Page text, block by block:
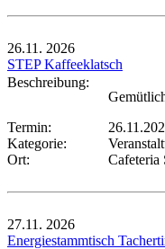
26.11. 2026
STEP Kaffeeklatsch
Beschreibung:
Termin:
Kategorie:
Ort:
Cafeteria
27.11. 2026
Energiestammtisch